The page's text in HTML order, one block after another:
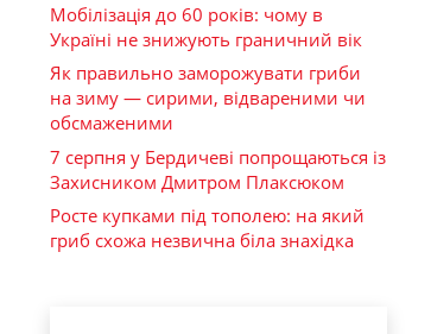
Мобілізація до 60 років: чому в
Україні не знижують граничний вік
Як правильно заморожувати гриби
на зиму — сирими, відвареними чи
обсмаженими
7 серпня у Бердичеві попрощаються із
Захисником Дмитром Плаксюком
Росте купками під тополею: на який
гриб схожа незвична біла знахідка